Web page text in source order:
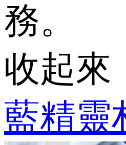
務。
收起來
藍精靈